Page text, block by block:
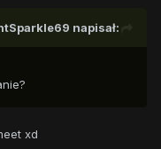
napisał:
xd